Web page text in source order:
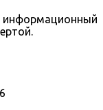
информационный